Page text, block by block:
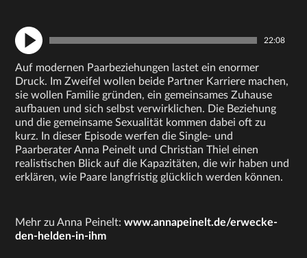
22:08
Auf modernen Paarbeziehungen lastet ein enormer
Druck. Im Zweifel wollen beide Partner Karriere machen,
sie wollen Familie gründen, ein gemeinsames Zuhause
aufbauen und sich selbst verwirklichen. Die Beziehung
und die gemeinsame Sexualität kommen dabei oft zu
kurz. In dieser Episode werfen die Single- und
Paarberater Anna Peinelt und Christian Thiel einen
realistischen Blick auf die Kapazitäten, die wir haben und
erklären, wie Paare langfristig glücklich werden können.
Mehr zu Anna Peinelt:www.annapeinelt.de/erwecke-
den-helden-in-ihm